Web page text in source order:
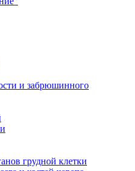
и забрюшинного
грудной клетки